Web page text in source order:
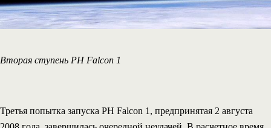
Вторая ступень РН Falcon 1
Третья попытка запуска РН Falcon 1, предпринятая 2 августа